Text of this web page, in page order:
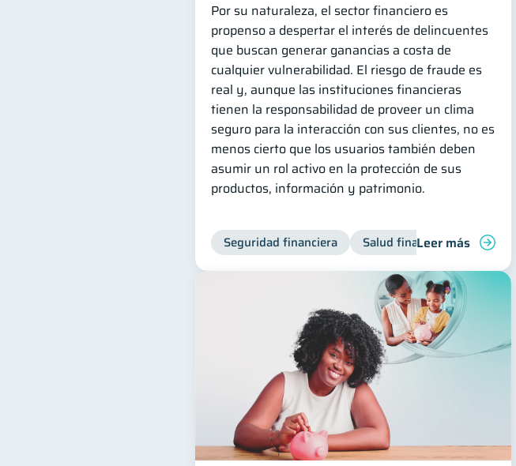
Por su naturaleza, el sector financiero es
propenso a despertar el interés de delincuentes
que buscan generar ganancias a costa de
cualquier vulnerabilidad. El riesgo de fraude es
real y, aunque las instituciones financieras
tienen la responsabilidad de proveer un clima
seguro para la interacción con sus clientes, no es
menos cierto que los usuarios también deben
asumir un rol activo en la protección de sus
productos, información y patrimonio.
Seguridad financiera Salud financiera
Leer más